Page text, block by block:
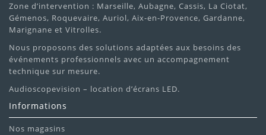
Zone d’intervention : Marseille, Aubagne, Cassis, La Ciotat,
Gémenos, Roquevaire, Auriol, Aix-en-Provence, Gardanne,
Marignane et Vitrolles.
Nous proposons des solutions adaptées aux besoins des
événements professionnels avec un accompagnement
technique sur mesure.
Audioscopevision – location d’écrans LED.
Informations
Nos magasins